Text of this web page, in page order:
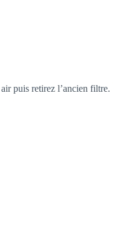
puis retirez l’ancien filtre.